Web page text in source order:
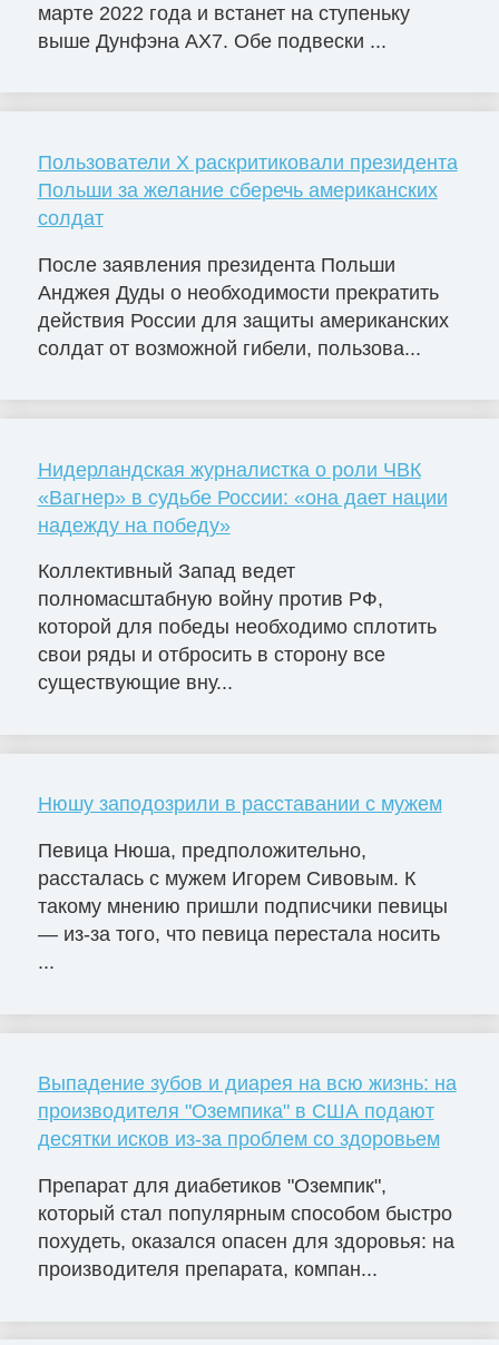
марте 2022 года и встанет на ступеньку
выше Дунфэна AX7. Обе подвески ...
Пользователи X раскритиковали президента
Польши за желание сберечь американских
солдат
После заявления президента Польши
Анджея Дуды о необходимости прекратить
действия России для защиты американских
солдат от возможной гибели, пользова...
Нидерландская журналистка о роли ЧВК
«Вагнер» в судьбе России: «она дает нации
надежду на победу»
Коллективный Запад ведет
полномасштабную войну против РФ,
которой для победы необходимо сплотить
свои ряды и отбросить в сторону все
существующие вну...
Нюшу заподозрили в расставании с мужем
Певица Нюша, предположительно,
рассталась с мужем Игорем Сивовым. К
такому мнению пришли подписчики певицы
— из-за того, что певица перестала носить
...
Выпадение зубов и диарея на всю жизнь: на
производителя "Оземпика" в США подают
десятки исков из-за проблем со здоровьем
Препарат для диабетиков "Оземпик",
который стал популярным способом быстро
похудеть, оказался опасен для здоровья: на
производителя препарата, компан...